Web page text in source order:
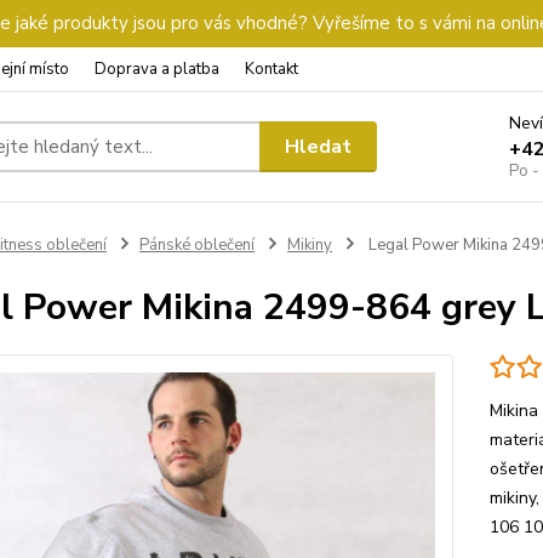
produkty jsou pro vás vhodné? Vyřešíme to s vámi na
místo Doprava a platba Kontakt
Hledat
Po
oblečení Pánské oblečení Mikiny Legal Power Mikina
Power Mikina 2499-864 grey
106